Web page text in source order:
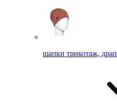
шапки трикотаж, драп